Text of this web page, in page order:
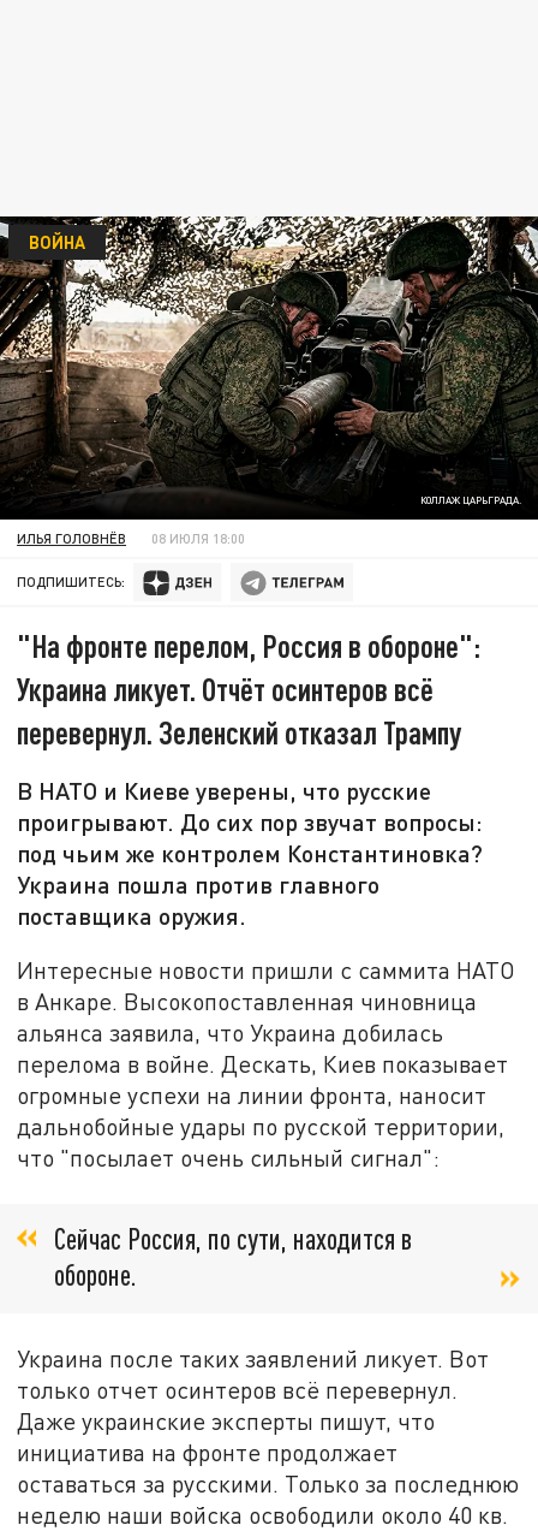
КОЛЛАЖ ЦАРЬГРАДА.
ВОЙНА
ИЛЬЯ ГОЛОВНЁВ 08 ИЮЛЯ 18:00
ПОДПИШИТЕСЬ:
"На фронте перелом, Россия в обороне":
Украина ликует. Отчёт осинтеров всё
перевернул. Зеленский отказал Трампу
В НАТО и Киеве уверены, что русские
проигрывают. До сих пор звучат вопросы:
под чьим же контролем Константиновка?
Украина пошла против главного
поставщика оружия.
Интересные новости пришли с саммита НАТО
в Анкаре. Высокопоставленная чиновница
альянса заявила, что Украина добилась
перелома в войне. Дескать, Киев показывает
огромные успехи на линии фронта, наносит
дальнобойные удары по русской территории,
что "посылает очень сильный сигнал":
Сейчас Россия, по сути, находится в
обороне.
Украина после таких заявлений ликует. Вот
только отчет осинтеров всё перевернул.
Даже украинские эксперты пишут, что
инициатива на фронте продолжает
оставаться за русскими. Только за последнюю
неделю наши войска освободили около 40 кв.